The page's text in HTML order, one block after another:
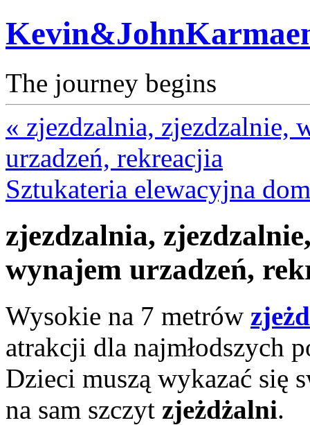
The journey begins
« zjezdzalnia, zjezdzalnie,
urzadzeń, rekreacjia
Sztukateria elewacyjna
zjezdzalnia,
wynajem urzadzeń,
Wysokie na 7 metrów
atrakcji dla najmłodszych
Dzieci muszą wykazać się
na sam szczyt zjeżdżalni.